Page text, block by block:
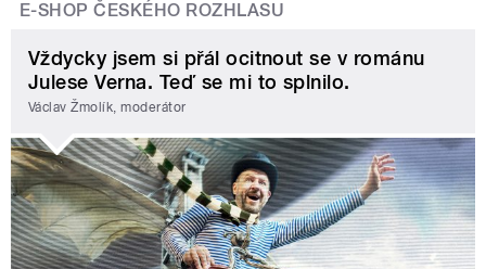
E-SHOP ČESKÉHO ROZHLASU
Vždycky jsem si přál ocitnout se v románu
Julese Verna. Teď se mi to splnilo.
Václav Žmolík, moderátor